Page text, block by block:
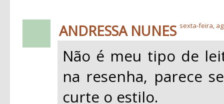
ANDRESSA NUNES sexta-feira,
Não é meu tipo de
na resenha, parece
curte o estilo.